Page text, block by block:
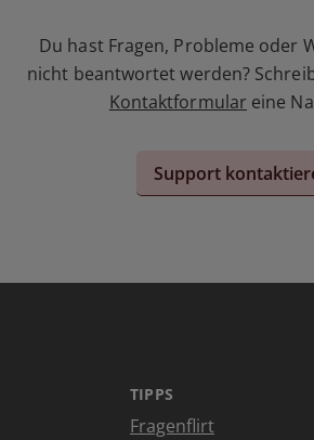
Du hast Fragen, Probleme oder
nicht beantwortet werden?
Kontaktformular eine
Support
TIPPS
Fragenflirt